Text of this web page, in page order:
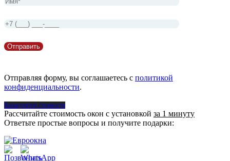
Отправляя форму, вы соглашаетесь с политикой
конфиденциальности.
Калькулятор стоимости
Рассчитайте стоимость окон с установкой за 1 минуту
Ответьте простые вопросы и получите подарки: